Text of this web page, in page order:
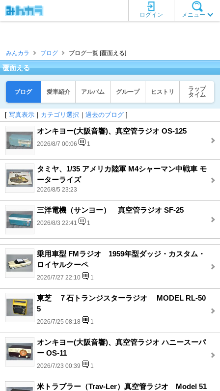
メニュー
ログイン
みんカラ ブログ ブログ一覧 [覆面える]
覆面える
ブログ 愛車紹介 アルバム グループ ヒストリ
ラップ
タイム
[ 写真表示 ｜ カテゴリ選択 ｜ 過去のブログ ]
オンキヨー(大阪音響)、真空管ラジオ OS-125
2026/8/7 00:06 1
タミヤ、1/35 アメリカ陸軍 M4シャーマン中戦車 モ
ーターライズ
2026/8/5 23:23
三洋電機（サンヨー） 真空管ラジオ SF-25
2026/8/3 22:41 1
乗用車型 FMラジオ 1959年型ダッジ・カスタム・
ロイヤルクーペ
2026/7/27 22:10 1
東芝 ７石トランジスターラジオ MODEL RL-50
5
2026/7/25 08:18 1
オンキヨー(大阪音響)、真空管ラジオ ハニースーパ
ー OS-11
2026/7/23 00:39 1
米トラブラー（Trav-Ler）真空管ラジオ Model 51